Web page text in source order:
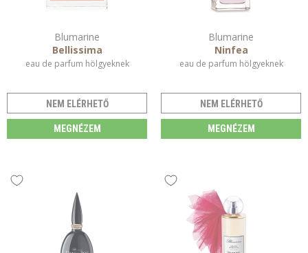
Blumarine
Bellissima
eau de parfum hölgyeknek
NEM ELÉRHETŐ
MEGNÉZEM
Blumarine
Ninfea
eau de parfum hölgyeknek
NEM ELÉRHETŐ
MEGNÉZEM